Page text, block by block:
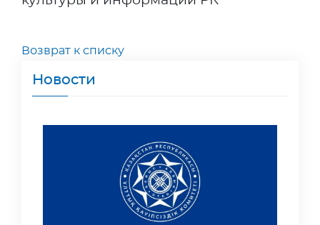
Новости
Возврат к списку